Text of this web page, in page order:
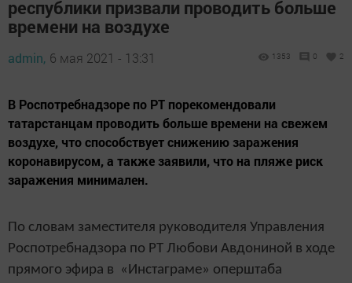
республики призвали проводить больше
времени на воздухе
admin, 6 мая 2021 - 13:31 1353 0 2
​​​​​​​В Роспотребнадзоре по РТ порекомендовали
татарстанцам проводить больше времени на свежем
воздухе, что способствует снижению заражения
коронавирусом, а также заявили, что на пляже риск
заражения минимален.
По словам заместителя руководителя Управления
Роспотребнадзора по РТ Любови Авдониной в ходе
прямого эфира в «Инстаграме» оперштаба